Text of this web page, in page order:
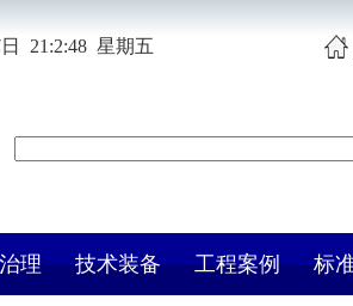
日 21:2:48 星期五
理 技术装备 工程案例 标